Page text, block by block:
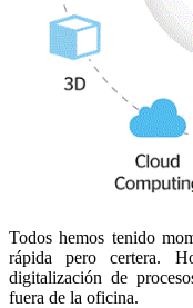
Todos hemos tenido
rápida pero certera.
digitalización de
fuera de la oficina.